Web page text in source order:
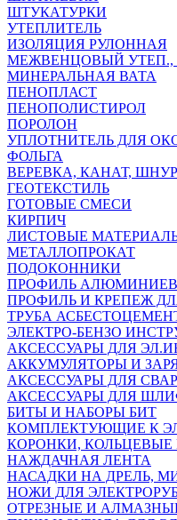
ШТУКАТУРКИ
УТЕПЛИТЕЛЬ
ИЗОЛЯЦИЯ РУЛОННАЯ
МЕЖВЕНЦОВЫЙ УТЕП.,
МИНЕРАЛЬНАЯ ВАТА
ПЕНОПЛАСТ
ПЕНОПОЛИСТИРОЛ
ПОРОЛОН
УПЛОТНИТЕЛЬ ДЛЯ
ФОЛЬГА
ВЕРЕВКА, КАНАТ, ШНУР
ГЕОТЕКСТИЛЬ
ГОТОВЫЕ СМЕСИ
КИРПИЧ
ЛИСТОВЫЕ
МЕТАЛЛОПРОКАТ
ПОДОКОННИКИ
ПРОФИЛЬ
ПРОФИЛЬ И КРЕПЕЖ
ТРУБА
ЭЛЕКТРО-БЕНЗО
АКСЕССУАРЫ ДЛЯ
АККУМУЛЯТОРЫ И
АКСЕССУАРЫ ДЛЯ
АКСЕССУАРЫ ДЛЯ
БИТЫ И НАБОРЫ БИТ
КОМПЛЕКТУЮЩИЕ К
КОРОНКИ,
НАЖДАЧНАЯ ЛЕНТА
НАСАДКИ НА ДРЕЛЬ,
НОЖИ ДЛЯ
ОТРЕЗНЫЕ И